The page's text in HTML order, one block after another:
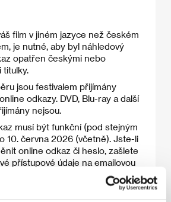
film v jiném jazyce než českém
je nutné, aby byl náhledový
opatřen českými nebo
titulky.
jsou festivalem přijímány
odkazy. DVD, Blu-ray a další
nejsou.
musí být funkční (pod stejným
10. června 2026 (včetně). Jste-li
online odkaz či heslo, zašlete
přístupové údaje na emailovou